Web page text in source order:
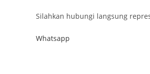
Silahkan hubungi langsung
Whatsapp